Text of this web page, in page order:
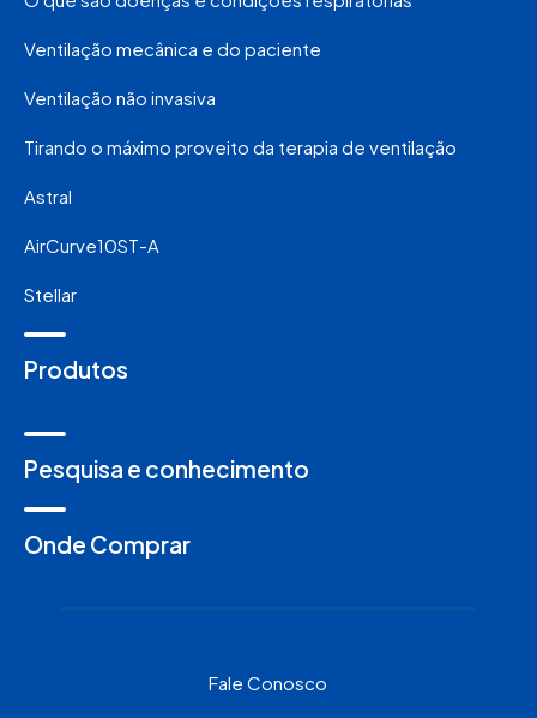
Ventilação mecânica e do paciente
Ventilação não invasiva
Tirando o máximo proveito da terapia de ventilação
Astral
AirCurve10ST-A
Stellar
Produtos
Pesquisa e conhecimento
Onde Comprar
Fale Conosco